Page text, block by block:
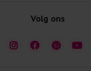
Volg ons